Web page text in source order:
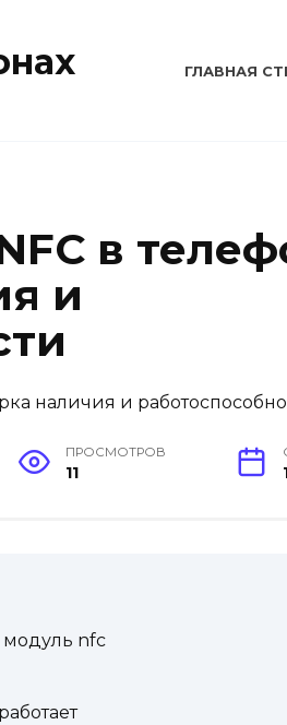
ГЛАВНАЯ
в
и
ПРОСМОТРОВ
11
модуль nfc